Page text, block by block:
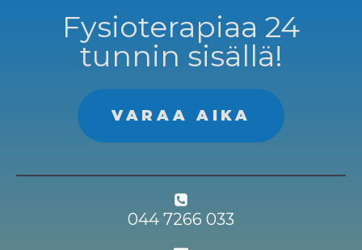
Fysioterapiaa 24
tunnin sisällä!
VARAA AIKA
044 7266 033